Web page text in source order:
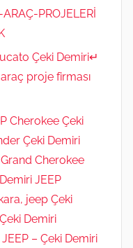
PROJELERİ
Çeki Demiri↵
proje firması
Cherokee Çeki
Çeki Demiri
Cherokee
JEEP
jeep Çeki
Demiri
– Çeki Demiri